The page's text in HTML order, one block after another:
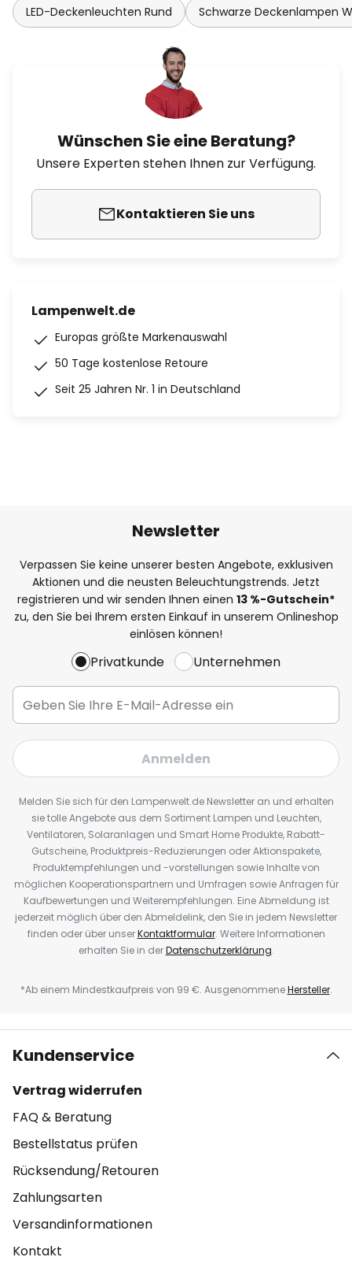
LED-Deckenleuchten Rund Schwarze Deckenlampen
Wünschen Sie eine Beratung?
Unsere Experten stehen Ihnen zur Verfügung.
Kontaktieren Sie uns
Lampenwelt.de
Europas größte Markenauswahl
50 Tage kostenlose Retoure
Seit 25 Jahren Nr. 1 in Deutschland
Newsletter
Verpassen Sie keine unserer besten Angebote, exklusiven
Aktionen und die neusten Beleuchtungstrends. Jetzt
registrieren und wir senden Ihnen einen 13 %-Gutschein*
zu, den Sie bei Ihrem ersten Einkauf in unserem Onlineshop
einlösen können!
Privatkunde Unternehmen
Anmelden
Melden Sie sich für den Lampenwelt.de Newsletter an und erhalten
sie tolle Angebote aus dem Sortiment Lampen und Leuchten,
Ventilatoren, Solaranlagen und Smart Home Produkte, Rabatt-
Gutscheine, Produktpreis-Reduzierungen oder Aktionspakete,
Produktempfehlungen und -vorstellungen sowie Inhalte von
möglichen Kooperationspartnern und Umfragen sowie Anfragen für
Kaufbewertungen und Weiterempfehlungen. Eine Abmeldung ist
jederzeit möglich über den Abmeldelink, den Sie in jedem Newsletter
finden oder über unserKontaktformular. Weitere Informationen
erhalten Sie in derDatenschutzerklärung.
*Ab einem Mindestkaufpreis von 99 €. AusgenommeneHersteller.
Kundenservice
Vertrag widerrufen
FAQ & Beratung
Bestellstatus prüfen
Rücksendung/Retouren
Zahlungsarten
Versandinformationen
Kontakt